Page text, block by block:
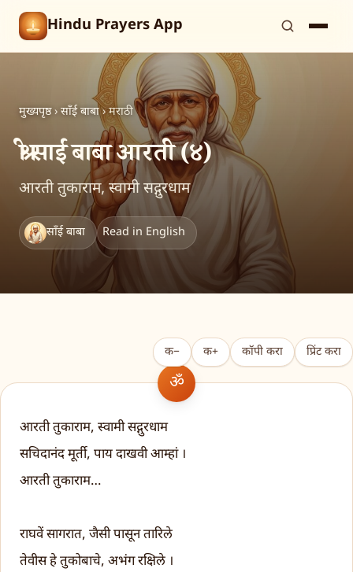
Hindu Prayers App
मुख्यपृष्ठ › साँई बाबा › मराठी
श्री साईं बाबा आरती (४)
आरती तुकाराम, स्वामी सद्गुरधाम
साँई बाबा Read in English
क− क+ कॉपी करा प्रिंट करा
आरती तुकाराम, स्वामी सद्गुरधाम
सचिदानंद मूर्ती, पाय दाखवी आम्हां ।
आरती तुकाराम…
राघवें सागरात, जैसी पासून तारिले
तेवीस हे तुकोबाचे, अभंग रक्षिले ।